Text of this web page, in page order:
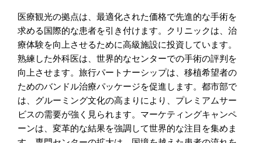
医療観光の拠点は、最適化された価格で先進的な手術を
求める国際的な患者を引き付けます。クリニックは、治
療体験を向上させるために高級施設に投資しています。
熟練した外科医は、世界的なセンターでの手術の評判を
向上させます。旅行パートナーシップは、移植希望者の
ためのバンドル治療パッケージを促進します。都市部で
は、グルーミング文化の高まりにより、プレミアムサー
ビスの需要が強く見られます。マーケティングキャンペ
ーンは、変革的な結果を強調して世界的な注目を集めま